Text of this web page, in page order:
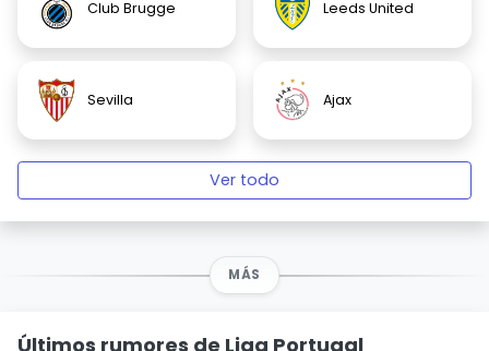
Club Brugge Leeds United
Sevilla Ajax
Ver todo
MÁS
Últimos rumores de Liga Portugal